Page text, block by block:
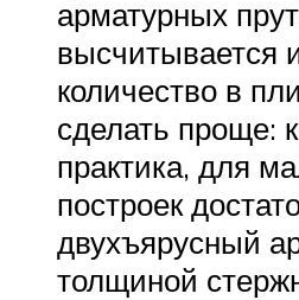
арматурных
высчитывается
количество в
сделать проще:
практика, для
построек
двухъярусный
толщиной